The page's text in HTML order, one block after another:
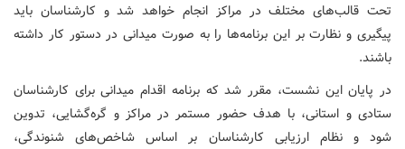
تحت قالب‌های مختلف در مراکز انجام خواهد شد و کارشناسان باید
پیگیری و نظارت بر این برنامه‌ها را به صورت میدانی در دستور کار داشته
باشند.
در پایان این نشست، مقرر شد که برنامه اقدام میدانی برای کارشناسان
ستادی و استانی، با هدف حضور مستمر در مراکز و گره‌گشایی، تدوین
شود و نظام ارزیابی کارشناسان بر اساس شاخص‌های شنوندگی،